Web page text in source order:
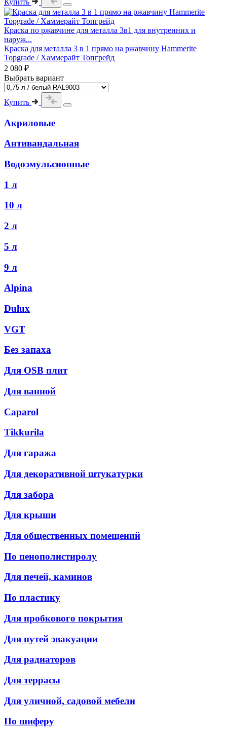
Краска по ржавчине для металла 3в1 для внутренних и
наруж...
Краска для металла 3 в 1 прямо на ржавчину Hammerite
Topgrade / Хаммерайт Топгрейд
2 080 ₽
Выбрать вариант
Купить
Акриловые
Антивандальная
Водоэмульсионные
1 л
10 л
2 л
5 л
9 л
Alpina
Dulux
VGT
Без запаха
Для OSB плит
Для ванной
Caparol
Tikkurila
Для гаража
Для декоративной штукатурки
Для забора
Для крыши
Для общественных помещений
По пенополистиролу
Для печей, каминов
По пластику
Для пробкового покрытия
Для путей эвакуации
Для радиаторов
Для террасы
Для уличной, садовой мебели
По шиферу